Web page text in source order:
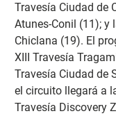
Travesía Ciudad de
Atunes-Conil (11); y
Chiclana (19). El
XIII Travesía
Travesía Ciudad de
el circuito llegará a
Travesía Discovery